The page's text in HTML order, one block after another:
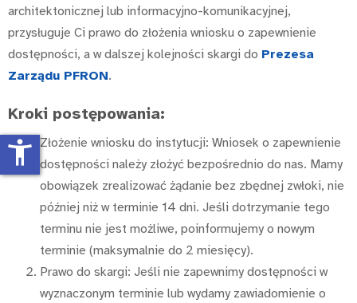
architektonicznej lub informacyjno-komunikacyjnej,
przysługuje Ci prawo do złożenia wniosku o zapewnienie
dostępności, a w dalszej kolejności skargi do Prezesa
Zarządu PFRON.
Kroki postępowania:
Złożenie wniosku do instytucji: Wniosek o zapewnienie
dostępności należy złożyć bezpośrednio do nas. Mamy
obowiązek zrealizować żądanie bez zbędnej zwłoki, nie
później niż w terminie 14 dni. Jeśli dotrzymanie tego
terminu nie jest możliwe, poinformujemy o nowym
terminie (maksymalnie do 2 miesięcy).
Prawo do skargi: Jeśli nie zapewnimy dostępności w
wyznaczonym terminie lub wydamy zawiadomienie o
accessibility_new